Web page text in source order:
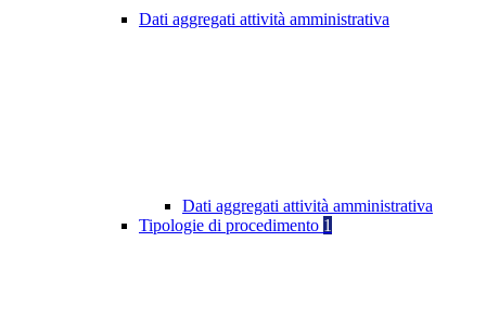
Dati aggregati attività amministrativa
Dati aggregati attività amministrativa
Tipologie di procedimento 1